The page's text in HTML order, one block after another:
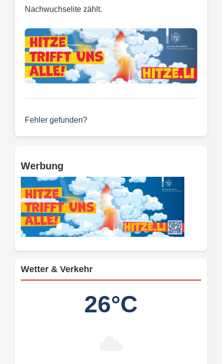
Nachwuchselite zählt.
Fehler gefunden?
Werbung
Wetter & Verkehr
26°C